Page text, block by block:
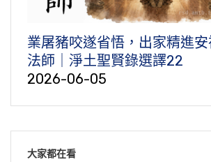
業屠豬咬遂省悟，出家精進
法師｜淨土聖賢錄選譯22
2026-06-05
大家都在看